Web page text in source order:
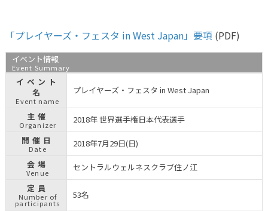
「プレイヤーズ・フェスタ in West Japan」要項 (PDF)
イベント情報
Event Summary
イベント
名
Event name
プレイヤーズ・フェスタ in West Japan
主催
Organizer
2018年 世界選手権日本代表選手
開催日
Date
2018年7月29日(日)
会場
Venue
セントラルウェルネスクラブ住ノ江
定員
Number of
participants
53名